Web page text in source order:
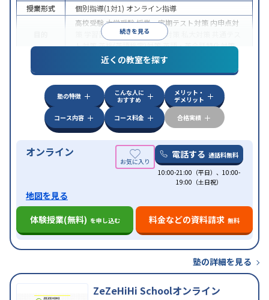
続きを見る
授業形式
個別指導(1対1) オンライン指導
高校受験大学受験授業・定期テスト対策 内申点対
学習習慣の定着国公立大対策
ト対策英検(英語検定)対策英語・英会話特化対策
特徴
中高一貫校生に対応授業の振替可能
学習にPC・タブレットを利用オンライン対応1
科目から受講可能
近くの教室を探す
塾の特徴
こんな人に
おすすめ
メリット・
デメリット
コース内容
コース料金 合格実績
オンライン 電話する 通話料無料
10:00-21:00（平日）、10:00-
19:00（土日祝）
地図を見る
体験授業(無料) を申し込む 料金などの資料請求 無料
塾の詳細を見る
ZeZeHiHi Schoolオンライン